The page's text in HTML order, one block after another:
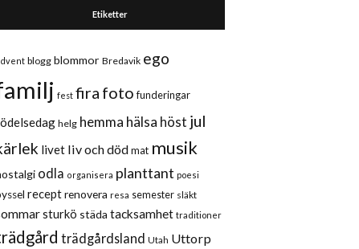
Etiketter
blogg blommor Bredavik ego
fest fira foto funderingar
helg hemma hälsa höst jul
livet liv och död mat musik
odla organisera planttant poesi
receptrenovera resa semester släkt
sturkö städa tacksamhet traditioner
trädgårdsland Utah Uttorp